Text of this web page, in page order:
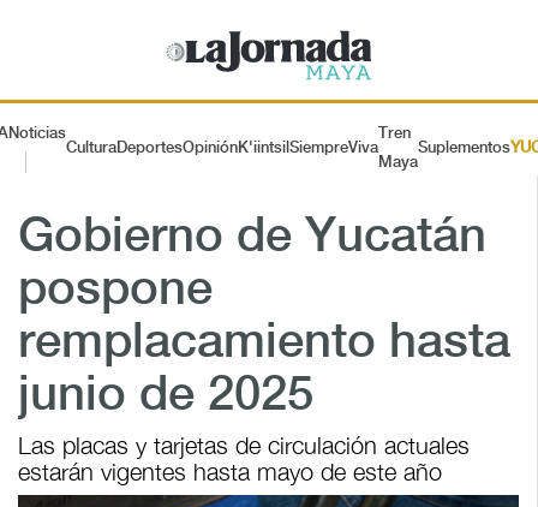
Noticias
CulturaDeportesOpiniónK'iintsil SiempreViva
Tren
Maya
Suplementos
Gobierno de Yucatán
pospone
remplacamiento hasta
junio de 2025
Las placas y tarjetas de circulación actuales
estarán vigentes hasta mayo de este año